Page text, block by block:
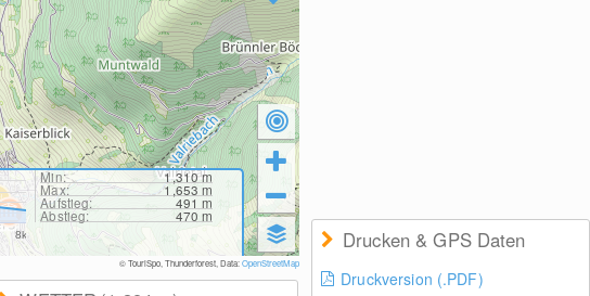
8km
Min: 1,310m
Max: 1,653m
Aufstieg: 491m
Abstieg: 470m
© TouriSpo, Thunderforest, Data:OpenStreetMap
Drucken & GPS Daten
Druckversion (.PDF)